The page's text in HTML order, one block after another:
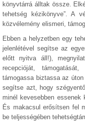
könyvtárrá álltak össze.
tehetség kézikönyve”. A
közvélemény elismeri,
Ebben a helyzetben egy
jelenlétével segítse az
előtt nyitva áll!),
recepcióját,
támogassa biztassa az
segítse azt, hogy
minél kevesebben essenek
És makacsul erősítsen fel
be teljességében